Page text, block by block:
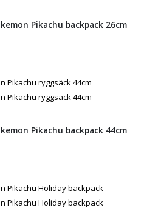
Pikachu backpack 26cm
Pikachu backpack 44cm